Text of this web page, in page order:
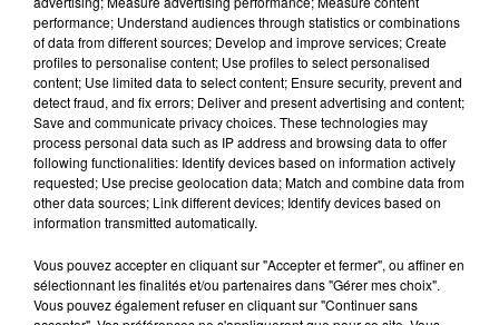
LES JEUX Voir plus
performance; Understand audiences through statistics or combinations
of data from different sources; Develop and improve services; Create
profiles to personalise content; Use profiles to select personalised
content; Use limited data to select content; Ensure security, prevent and
detect fraud, and fix errors; Deliver and present advertising and content;
Save and communicate privacy choices. These technologies may
process personal data such as IP address and browsing data to offer
following functionalities: Identify devices based on information actively
requested; Use precise geolocation data; Match and combine data from
other data sources; Link different devices; Identify devices based on
information transmitted automatically.
Vous pouvez accepter en cliquant sur "Accepter et fermer", ou affiner en
sélectionnant les finalités et/ou partenaires dans "Gérer mes choix".
Vous pouvez également refuser en cliquant sur "Continuer sans